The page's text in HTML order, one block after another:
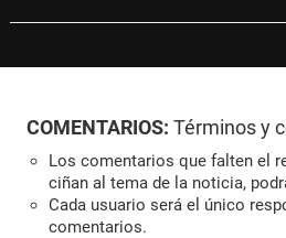
COMENTARIOS: Términos y
Los comentarios que falten el
ciñan al tema de la noticia,
Cada usuario será el único
comentarios.